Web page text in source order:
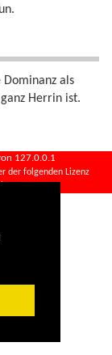
Dominanz als
Herrin ist.
127.0.0.1
der folgenden Lizenz